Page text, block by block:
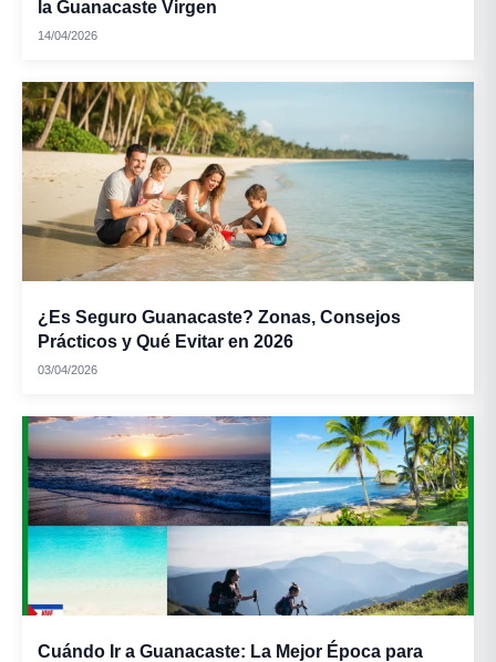
la Guanacaste Virgen
14/04/2026
¿Es Seguro Guanacaste? Zonas, Consejos
Prácticos y Qué Evitar en 2026
03/04/2026
Cuándo Ir a Guanacaste: La Mejor Época para